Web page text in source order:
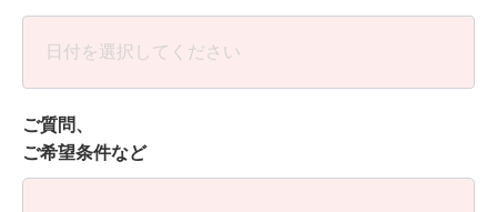
ご質問、
ご希望条件など